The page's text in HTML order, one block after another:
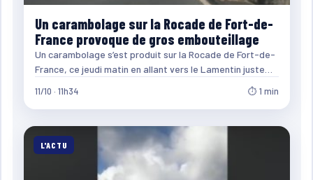
Un carambolage sur la Rocade de Fort-de-
France provoque de gros embouteillage
Un carambolage s’est produit sur la Rocade de Fort-de-
France, ce jeudi matin en allant vers le Lamentin juste…
11/10 · 11h34 ⏱ 1 min
L'ACTU